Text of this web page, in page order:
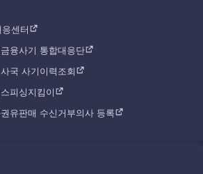
센터
융사기 통합대응단
국 사기이력조회
피싱지킴이
유판매 수신거부의사 등록